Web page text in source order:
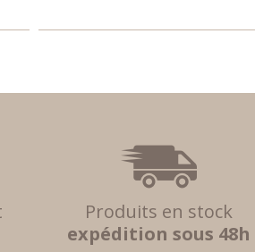
Produits en stock
expédition sous 48h